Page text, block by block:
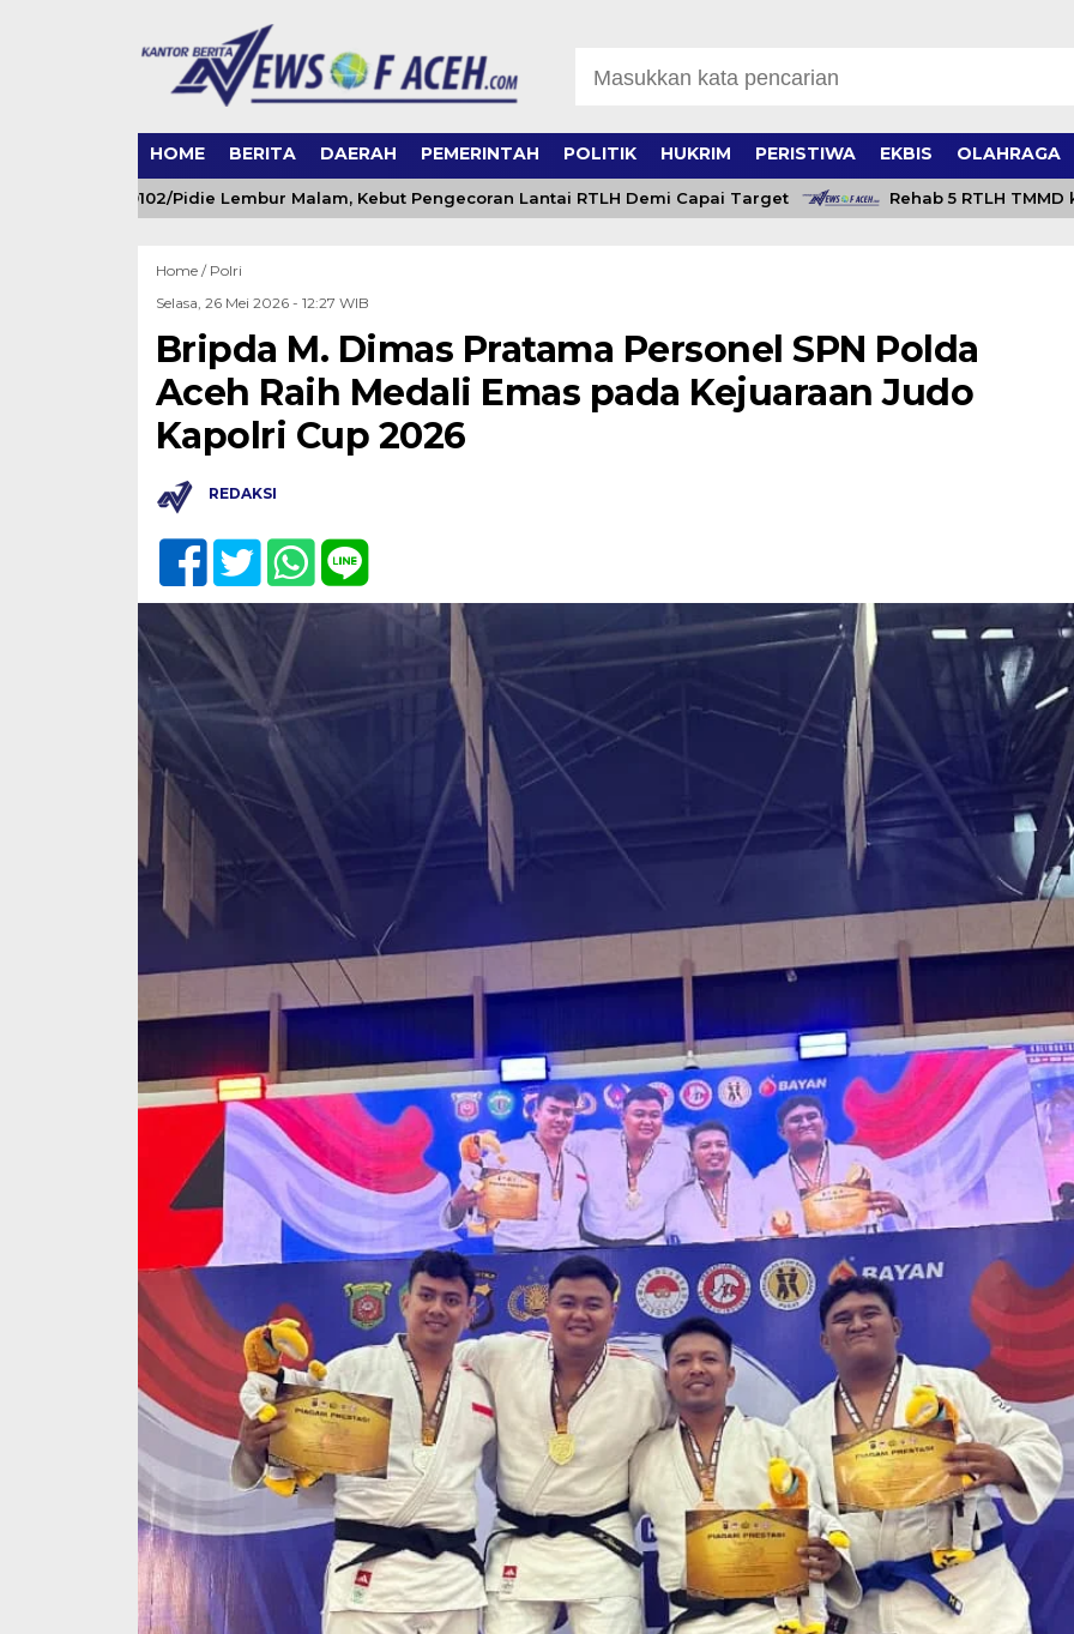
HOME BERITA DAERAH PEMERINTAH POLITIK HUKRIM PERISTIWA EKBIS OLAHRAGA
Kodim 0102/Pidie Lembur Malam, Kebut Pengecoran Lantai RTLH Demi Capai Target Rehab 5 RTLH TMMD ke-
Home / Polri
Selasa, 26 Mei 2026 - 12:27 WIB
Bripda M. Dimas Pratama Personel SPN Polda
Aceh Raih Medali Emas pada Kejuaraan Judo
Kapolri Cup 2026
REDAKSI